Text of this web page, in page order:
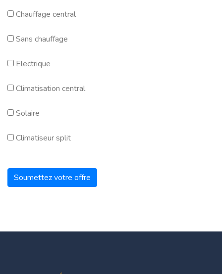
Chauffage central
Sans chauffage
Electrique
Climatisation central
Solaire
Climatiseur split